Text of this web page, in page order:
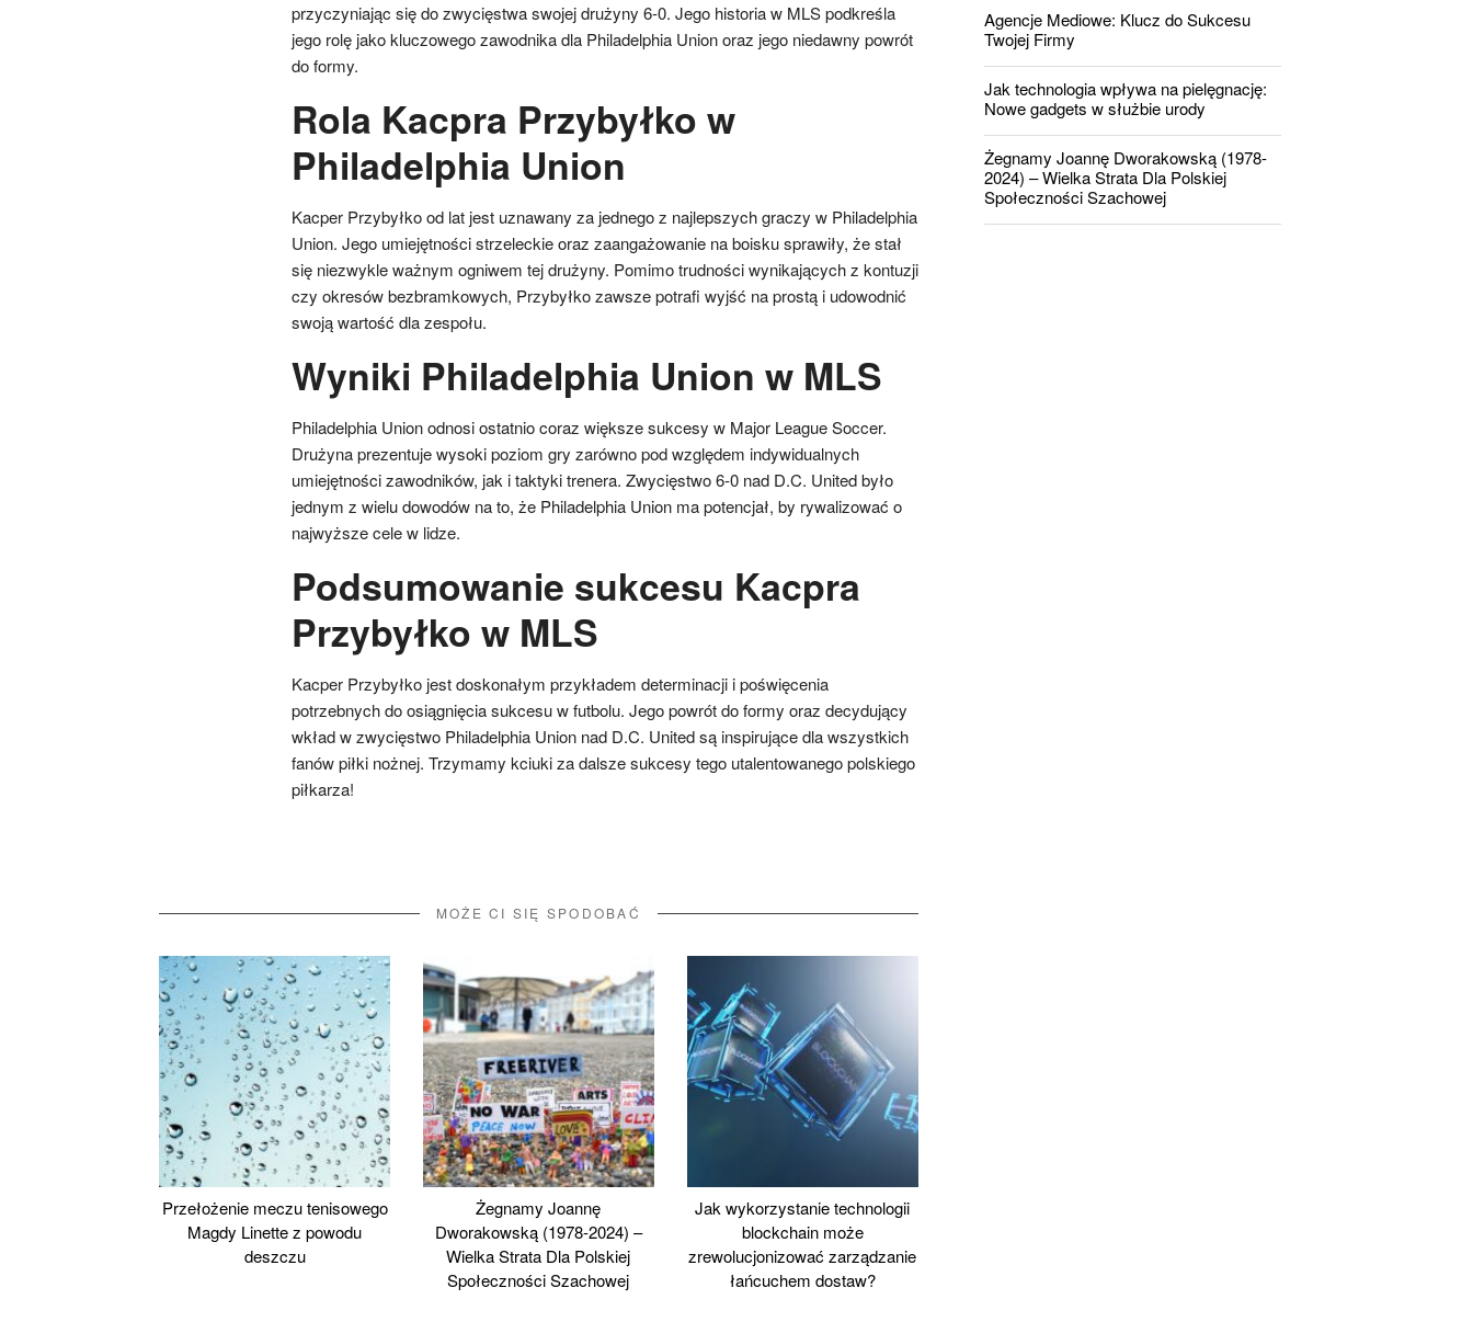
przyczyniając się do zwycięstwa swojej drużyny 6-0. Jego historia w MLS podkreśla
jego rolę jako kluczowego zawodnika dla Philadelphia Union oraz jego niedawny powrót
do formy.
Rola Kacpra Przybyłko w
Philadelphia Union
Kacper Przybyłko od lat jest uznawany za jednego z najlepszych graczy w Philadelphia
Union. Jego umiejętności strzeleckie oraz zaangażowanie na boisku sprawiły, że stał
się niezwykle ważnym ogniwem tej drużyny. Pomimo trudności wynikających z kontuzji
czy okresów bezbramkowych, Przybyłko zawsze potrafi wyjść na prostą i udowodnić
swoją wartość dla zespołu.
Wyniki Philadelphia Union w MLS
Philadelphia Union odnosi ostatnio coraz większe sukcesy w Major League Soccer.
Drużyna prezentuje wysoki poziom gry zarówno pod względem indywidualnych
umiejętności zawodników, jak i taktyki trenera. Zwycięstwo 6-0 nad D.C. United było
jednym z wielu dowodów na to, że Philadelphia Union ma potencjał, by rywalizować o
najwyższe cele w lidze.
Podsumowanie sukcesu Kacpra
Przybyłko w MLS
Kacper Przybyłko jest doskonałym przykładem determinacji i poświęcenia
potrzebnych do osiągnięcia sukcesu w futbolu. Jego powrót do formy oraz decydujący
wkład w zwycięstwo Philadelphia Union nad D.C. United są inspirujące dla wszystkich
fanów piłki nożnej. Trzymamy kciuki za dalsze sukcesy tego utalentowanego polskiego
piłkarza!
MOŻE CI SIĘ SPODOBAĆ
Przełożenie meczu tenisowego
Magdy Linette z powodu
deszczu
Żegnamy Joannę
Dworakowską (1978-2024) –
Wielka Strata Dla Polskiej
Społeczności Szachowej
Jak wykorzystanie technologii
blockchain może
zrewolucjonizować zarządzanie
łańcuchem dostaw?
Agencje Mediowe: Klucz do Sukcesu
Twojej Firmy
Jak technologia wpływa na pielęgnację:
Nowe gadgets w służbie urody
Żegnamy Joannę Dworakowską (1978-
2024) – Wielka Strata Dla Polskiej
Społeczności Szachowej